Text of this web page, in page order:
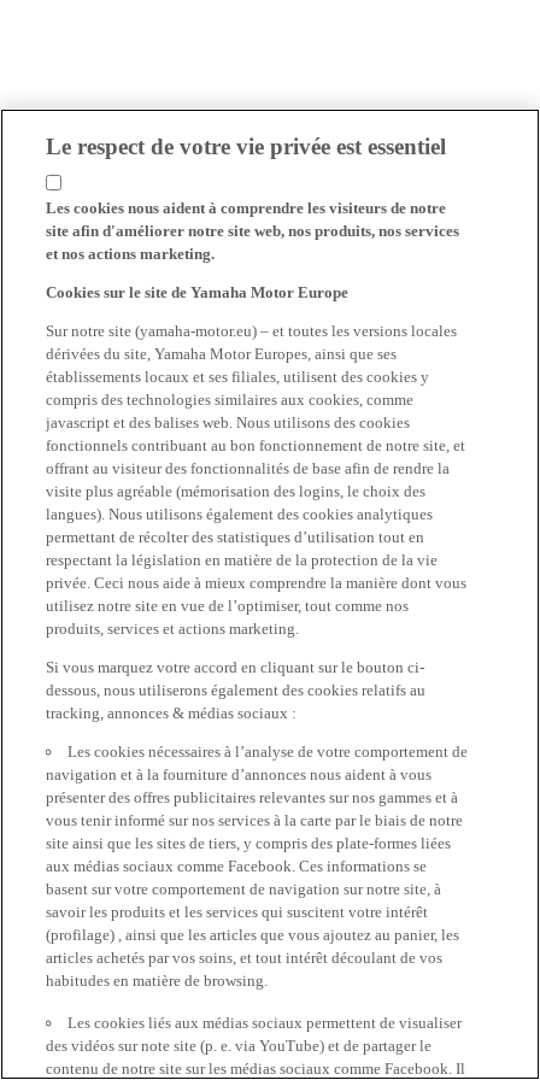
Le respect de votre vie privée est essentiel
Les cookies nous aident à comprendre les visiteurs de notre
site afin d'améliorer notre site web, nos produits, nos services
et nos actions marketing.
Cookies sur le site de Yamaha Motor Europe
Sur notre site (yamaha-motor.eu) – et toutes les versions locales
dérivées du site, Yamaha Motor Europes, ainsi que ses
établissements locaux et ses filiales, utilisent des cookies y
compris des technologies similaires aux cookies, comme
javascript et des balises web. Nous utilisons des cookies
fonctionnels contribuant au bon fonctionnement de notre site, et
offrant au visiteur des fonctionnalités de base afin de rendre la
visite plus agréable (mémorisation des logins, le choix des
langues). Nous utilisons également des cookies analytiques
permettant de récolter des statistiques d’utilisation tout en
respectant la législation en matière de la protection de la vie
privée. Ceci nous aide à mieux comprendre la manière dont vous
utilisez notre site en vue de l’optimiser, tout comme nos
produits, services et actions marketing.
Si vous marquez votre accord en cliquant sur le bouton ci-
dessous, nous utiliserons également des cookies relatifs au
tracking, annonces & médias sociaux :
Les cookies nécessaires à l’analyse de votre comportement de
navigation et à la fourniture d’annonces nous aident à vous
présenter des offres publicitaires relevantes sur nos gammes et à
vous tenir informé sur nos services à la carte par le biais de notre
site ainsi que les sites de tiers, y compris des plate-formes liées
aux médias sociaux comme Facebook. Ces informations se
basent sur votre comportement de navigation sur notre site, à
savoir les produits et les services qui suscitent votre intérêt
(profilage) , ainsi que les articles que vous ajoutez au panier, les
articles achetés par vos soins, et tout intérêt découlant de vos
habitudes en matière de browsing.
Les cookies liés aux médias sociaux permettent de visualiser
des vidéos sur note site (p. e. via YouTube) et de partager le
contenu de notre site sur les médias sociaux comme Facebook. Il